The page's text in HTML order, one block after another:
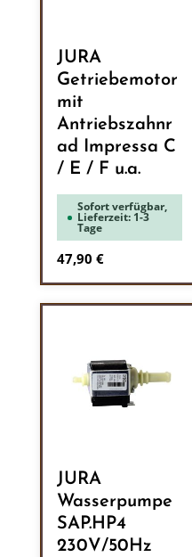
JURA
Getriebemotor
mit
Antriebszahnr
ad Impressa C
/ E / F u.a.
Sofort verfügbar,
Lieferzeit: 1-3
Tage
Regulärer Preis:
47,90 €
JURA
Wasserpumpe
SAP.HP4
230V/50Hz